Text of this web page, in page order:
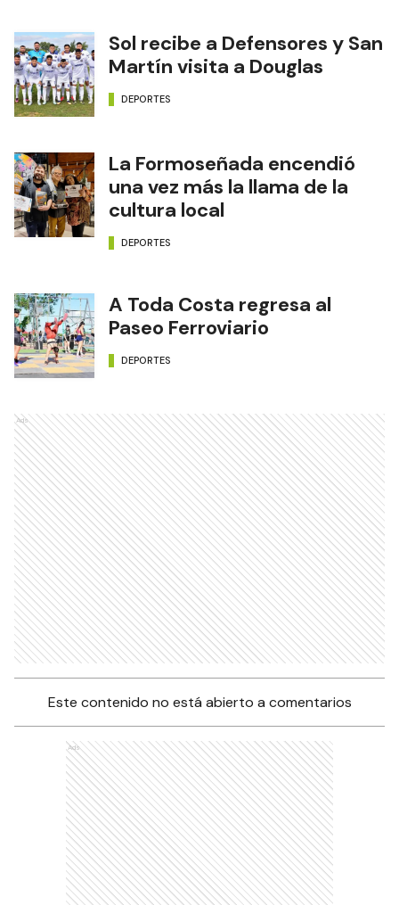
Sol recibe a Defensores y San
Martín visita a Douglas
DEPORTES
La Formoseñada encendió
una vez más la llama de la
cultura local
DEPORTES
A Toda Costa regresa al
Paseo Ferroviario
DEPORTES
Ads
Este contenido no está abierto a comentarios
Ads